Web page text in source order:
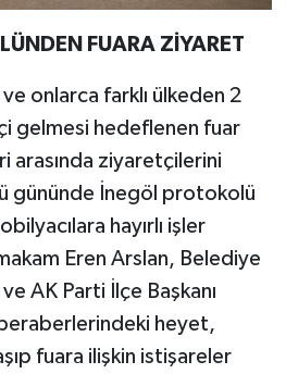
FUARA ZİYARET
ve onlarca farklı ülkeden 2
gelmesi hedeflenen fuar
ziyaretçilerini
gününde İnegöl protokolü
hayırlı işler
Eren Arslan, Belediye
AK Parti İlçe Başkanı
heyet,
fuara ilişkin istişareler